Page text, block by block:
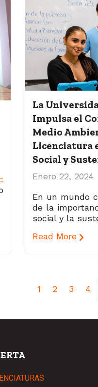
La
Impulsa el
Medio
Licenciatura
Social y
Enero 22, 2024
En un mundo
de la
social y la
Read More
1 2 3 4